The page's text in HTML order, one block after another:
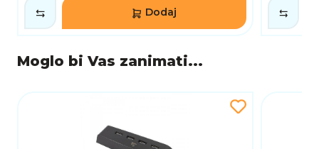
Dodaj
Moglo bi Vas zanimati...